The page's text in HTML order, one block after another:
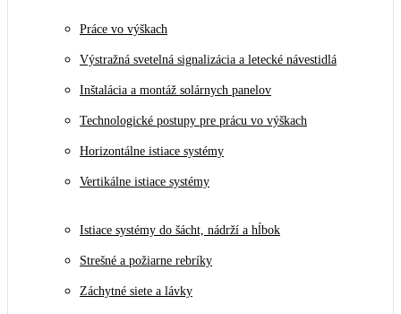
Práce vo výškach
Výstražná svetelná signalizácia a letecké návestidlá
Inštalácia a montáž solárnych panelov
Technologické postupy pre prácu vo výškach
Horizontálne istiace systémy
Vertikálne istiace systémy
Istiace systémy do šácht, nádrží a hĺbok
Strešné a požiarne rebríky
Záchytné siete a lávky